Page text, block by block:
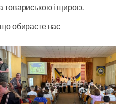
товариською і щирою.
що обираєте нас